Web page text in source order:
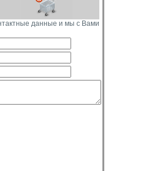
данные и мы с Вами